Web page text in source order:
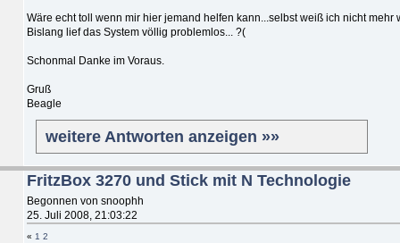
Wäre echt toll wenn mir hier jemand helfen kann...selbst weiß ich nicht mehr
Bislang lief das System völlig problemlos... ?(
Schonmal Danke im Voraus.
Gruß
Beagle
weitere Antworten anzeigen »»
FritzBox 3270 und Stick mit N Technologie
Begonnen von snoophh
25. Juli 2008, 21:03:22
« 1 2